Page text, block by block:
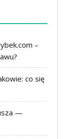
–
co się
—